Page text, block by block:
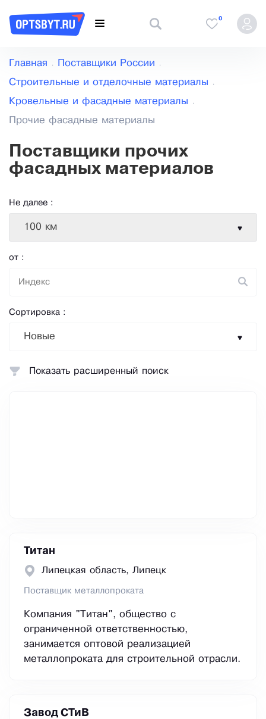
0
Главная Поставщики России
Строительные и отделочные материалы
Кровельные и фасадные материалы
Прочие фасадные материалы
Поставщики прочих
фасадных материалов
Не далее :
100 км
от :
Сортировка :
Новые
Титан
Липецкая область, Липецк
Поставщик металлопроката
Компания "Титан", общество с
ограниченной ответственностью,
занимается оптовой реализацией
металлопроката для строительной отрасли.
Завод СТиВ
Показать расширенный поиск